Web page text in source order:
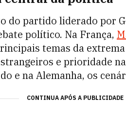
do partido liderado por
político. Na França,
temas da
e prioridade
e na Alemanha, os
CONTINUA APÓS A PUBLICIDADE